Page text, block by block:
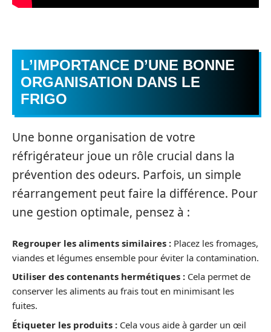
L’IMPORTANCE D’UNE BONNE
ORGANISATION DANS LE
FRIGO
Une bonne organisation de votre
réfrigérateur joue un rôle crucial dans la
prévention des odeurs. Parfois, un simple
réarrangement peut faire la différence. Pour
une gestion optimale, pensez à :
Regrouper les aliments similaires : Placez les fromages,
viandes et légumes ensemble pour éviter la contamination.
Utiliser des contenants hermétiques : Cela permet de
conserver les aliments au frais tout en minimisant les
fuites.
Étiqueter les produits : Cela vous aide à garder un œil